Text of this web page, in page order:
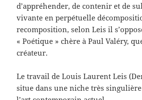
d’appréhender, de contenir et de
vivante en perpétuelle
recomposition, selon Leis il
« Poétique » chère à Paul Valéry,
créateur.
Le travail de Louis Laurent Leis
situe dans une niche très singulière